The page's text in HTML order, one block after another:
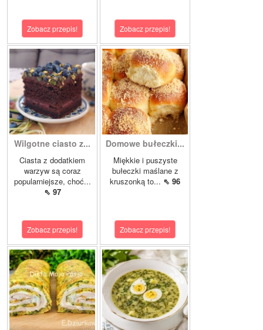
Zobacz przepis! Zobacz przepis!
Wilgotne ciasto z...
Ciasta z dodatkiem
warzyw są coraz
popularniejsze, choć...
⇖ 97
Zobacz przepis!
Domowe bułeczki...
Miękkie i puszyste
bułeczki maślane z
kruszonką to... ⇖ 96
Zobacz przepis!